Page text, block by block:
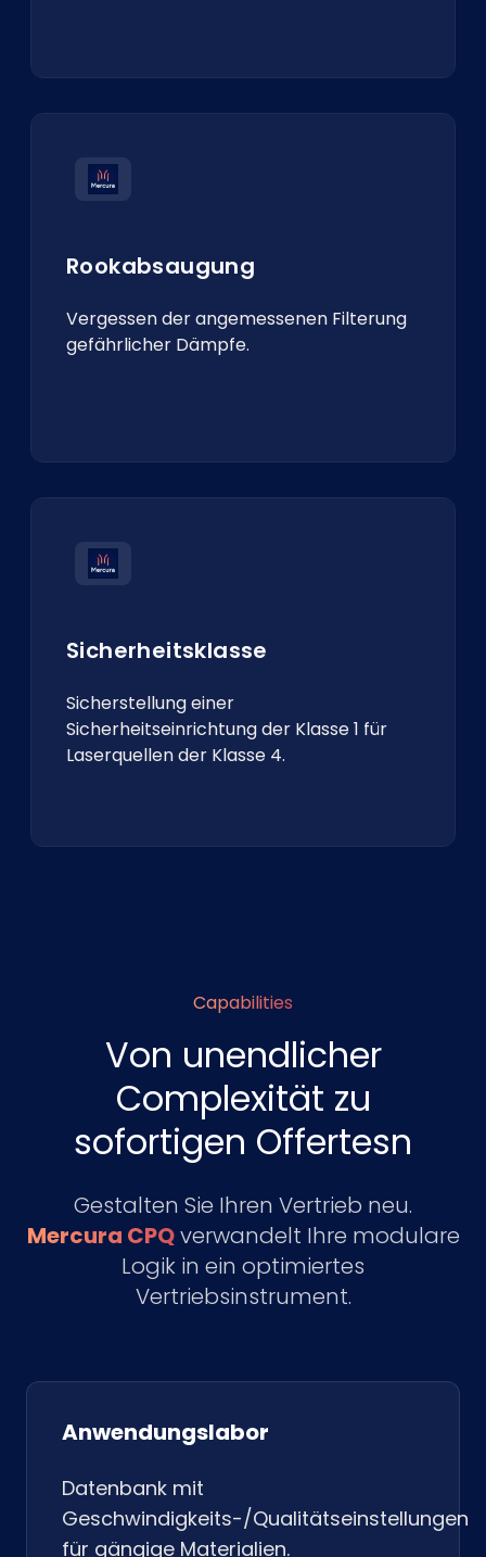
Rookabsaugung
Vergessen der angemessenen Filterung
gefährlicher Dämpfe.
Sicherheitsklasse
Sicherstellung einer
Sicherheitseinrichtung der Klasse 1 für
Laserquellen der Klasse 4.
Capabilities
Von unendlicher
Complexität zu
sofortigen Offertesn
Gestalten Sie Ihren Vertrieb neu.
Mercura CPQverwandelt Ihre modulare
Logik in ein optimiertes
Vertriebsinstrument.
Anwendungslabor
Datenbank mit
Geschwindigkeits-/Qualitätseinstellungen
für gängige Materialien.